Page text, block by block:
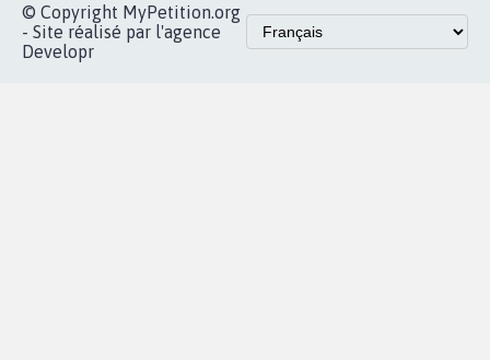
© Copyright MyPetition.org
- Site réalisé par l'agence
Developr